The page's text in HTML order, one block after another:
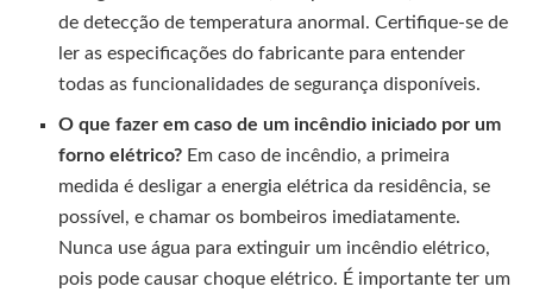
de detecção de temperatura anormal. Certifique-se de
ler as especificações do fabricante para entender
todas as funcionalidades de segurança disponíveis.
O que fazer em caso de um incêndio iniciado por um
forno elétrico? Em caso de incêndio, a primeira
medida é desligar a energia elétrica da residência, se
possível, e chamar os bombeiros imediatamente.
Nunca use água para extinguir um incêndio elétrico,
pois pode causar choque elétrico. É importante ter um